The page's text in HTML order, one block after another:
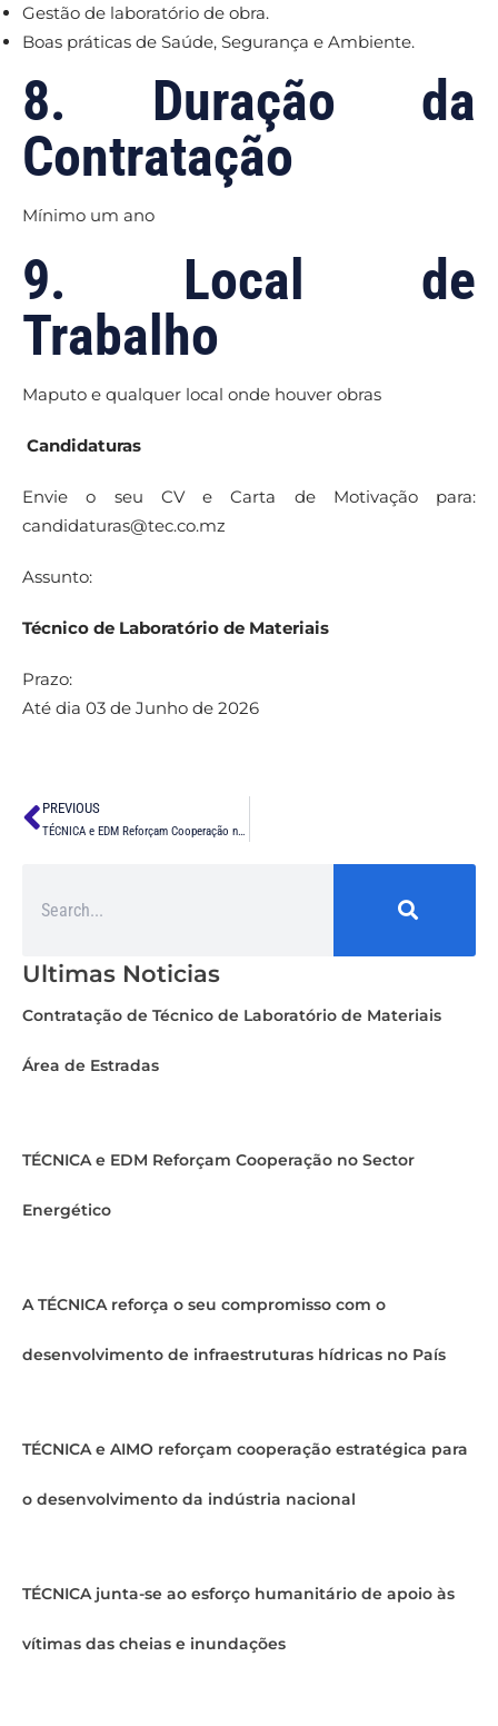
Gestão de laboratório de obra.
Boas práticas de Saúde, Segurança e Ambiente.
8. Duração da
Contratação
Mínimo um ano
9. Local de
Trabalho
Maputo e qualquer local onde houver obras
Candidaturas
Envie o seu CV e Carta de Motivação para:
candidaturas@tec.co.mz
Assunto:
Técnico de Laboratório de Materiais
Prazo:
Até dia 03 de Junho de 2026
PREVIOUS
Ultimas Noticias
Contratação de Técnico de Laboratório de Materiais
Área de Estradas
TÉCNICA e EDM Reforçam Cooperação no Sector
Energético
A TÉCNICA reforça o seu compromisso com o
desenvolvimento de infraestruturas hídricas no País
TÉCNICA e AIMO reforçam cooperação estratégica para
o desenvolvimento da indústria nacional
TÉCNICA junta-se ao esforço humanitário de apoio às
vítimas das cheias e inundações